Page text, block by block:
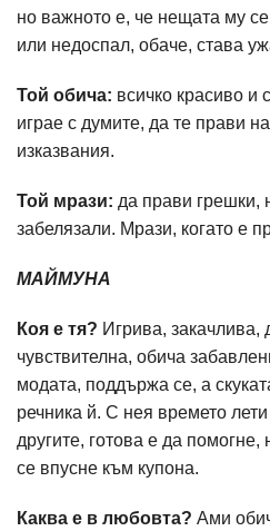
но важното е, че нещата му
или недоспал, обаче, става
Той обича: всичко красиво
играе с думите, да те прави
изказвания.
Той мрази: да прави грешки,
забелязали. Мрази, когато е
МАЙМУНА
Коя е тя? Игрива, закачлива,
чувствителна, обича
модата, поддържа се, а
речника й. С нея времето
другите, готова е да
се впусне към купона.
Каква е в любовта? Ами